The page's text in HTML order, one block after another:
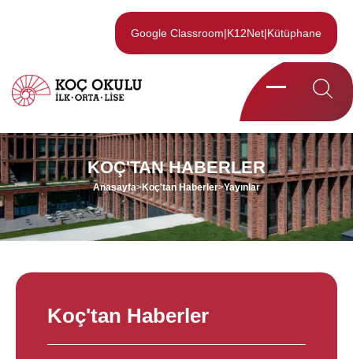
Google Classroom|K12Net|Kütüphane
KOÇ'TAN HABERLER
Anasayfa>Koç'tan Haberler>Yayınlar
Koç'tan Haberler